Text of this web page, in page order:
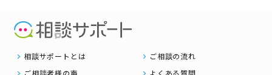
相談サポートとは
ご相談の流れ
ご相談者様の声
よくある質問